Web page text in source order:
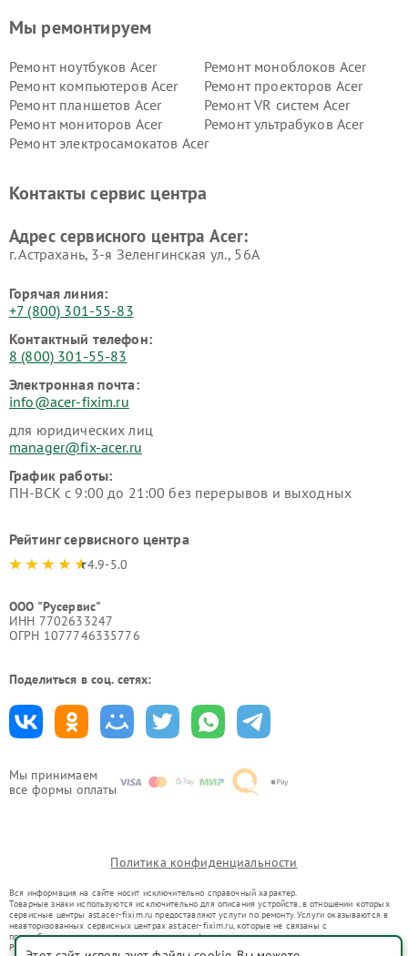
Мы принимаем
все формы оплаты
Мы ремонтируем
Ремонт ноутбуков Acer
Ремонт моноблоков Acer
Ремонт компьютеров Acer
Ремонт проекторов Acer
Ремонт планшетов Acer
Ремонт VR систем Acer
Ремонт мониторов Acer
Ремонт ультрабуков Acer
Ремонт электросамокатов Acer
Контакты сервис центра
Адрес сервисного центра Acer:
г. Астрахань, 3-я Зеленгинская ул., 56А
Горячая линия:
+7 (800) 301-55-83
Контактный телефон:
8 (800) 301-55-83
Электронная почта:
info@acer-fixim.ru
для юридических лиц
manager@fix-acer.ru
График работы:
ПН-ВСК с 9:00 до 21:00 без перерывов и выходных
Рейтинг сервисного центра
4.9-5.0
ООО "Русервис"
ИНН 7702633247
ОГРН 1077746335776
Поделиться в соц. сетях:
Политика конфиденциальности
Вся информация на сайте носит исключительно справочный характер.
Товарные знаки используются исключительно для описания устройств, в отношении которых
сервисные центры ast.acer-fixim.ru предоставляют услуги по ремонту. Услуги оказываются в
неавторизованных сервисных центрах ast.acer-fixim.ru, которые не связаны с
правообладателями товарных знаков или их официальными представителями.
Ремонт осуществляется для устройств, уже введенных в гражданский оборот в соответствии